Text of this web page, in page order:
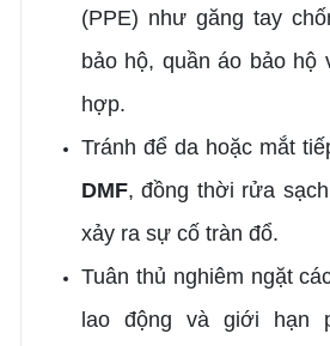
(PPE) như găng tay
bảo hộ, quần áo bảo hộ
hợp.
Tránh để da hoặc mắt
DMF, đồng thời rửa
xảy ra sự cố tràn đổ.
Tuân thủ nghiêm ngặt
lao động và giới hạn